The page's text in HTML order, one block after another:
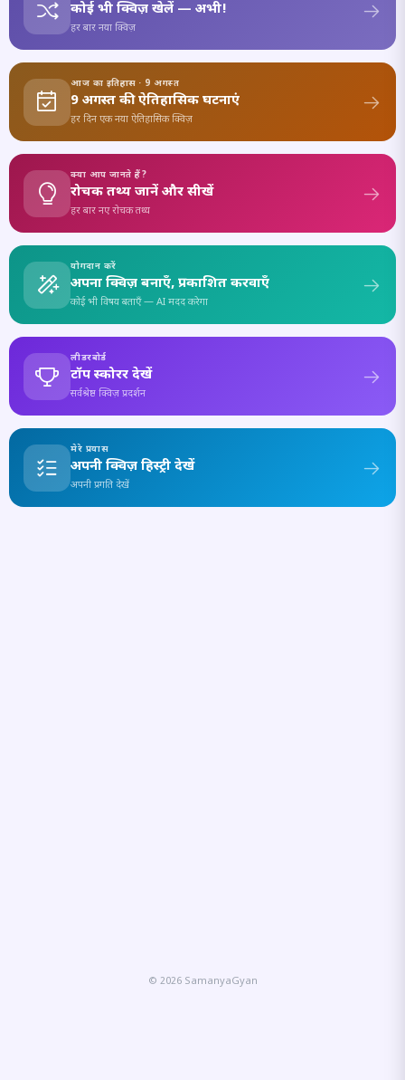
कोई भी क्विज़ खेलें — अभी!
हर बार नया क्विज़
आज का इतिहास · 9 अगस्त
9 अगस्त की ऐतिहासिक घटनाएं
हर दिन एक नया ऐतिहासिक क्विज़
क्या आप जानते हैं?
रोचक तथ्य जानें और सीखें
हर बार नए रोचक तथ्य
योगदान करें
अपना क्विज़ बनाएँ, प्रकाशित करवाएँ
कोई भी विषय बताएँ — AI मदद करेगा
लीडरबोर्ड
टॉप स्कोरर देखें
सर्वश्रेष्ठ क्विज़ प्रदर्शन
मेरे प्रयास
अपनी क्विज़ हिस्ट्री देखें
अपनी प्रगति देखें
© 2026 SamanyaGyan